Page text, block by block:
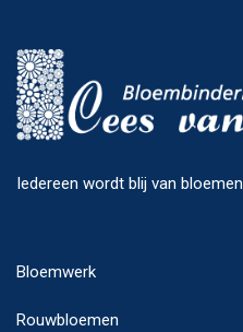
Iedereen wordt blij van bloemen
Bloemwerk
Rouwbloemen